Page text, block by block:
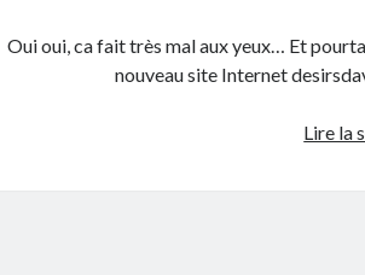
Oui oui, ca fait très mal aux yeux… Et
nouveau site Internet
Lire la